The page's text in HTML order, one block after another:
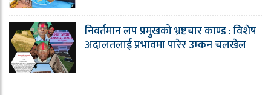
निवर्तमान लप प्रमुखको भ्रष्टचार काण्ड : विशेष
अदालतलाई प्रभावमा पारेर उम्कन चलखेल